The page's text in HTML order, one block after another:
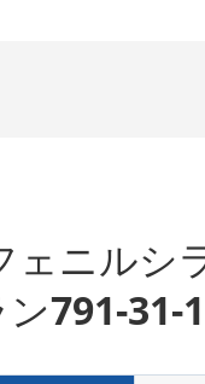
ェニルシ
791-31-1